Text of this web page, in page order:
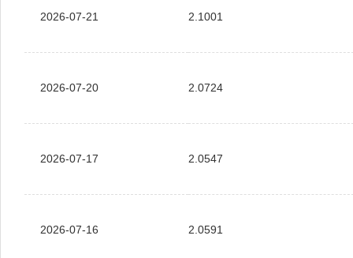
2026-07-21 2.1001
2026-07-20 2.0724
2026-07-17 2.0547
2026-07-16 2.0591